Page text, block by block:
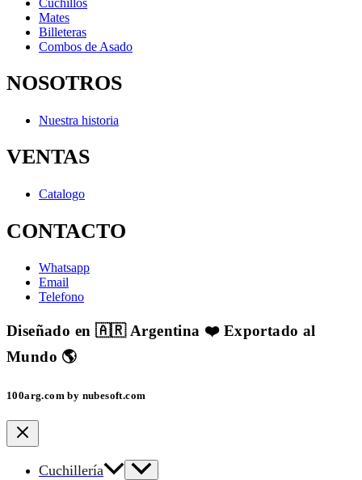
Mates
Billeteras
Combos de Asado
NOSOTROS
Nuestra historia
VENTAS
Catalogo
CONTACTO
Whatsapp
Email
Telefono
Diseñado en 🇦🇷 Argentina ❤️ Exportado al
Mundo 🌎
100arg.com by nubesoft.com
Cuchillería